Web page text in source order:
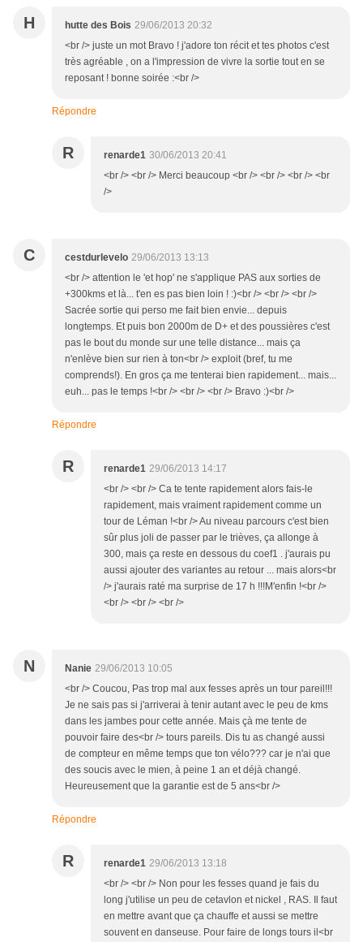
H hutte des Bois 29/06/2013 20:32
<br /> juste un mot Bravo ! j'adore ton récit et tes photos c'est
très agréable , on a l'impression de vivre la sortie tout en se
reposant ! bonne soirée :<br />
Répondre
R renarde1 30/06/2013 20:41
<br /> <br /> Merci beaucoup <br /> <br /> <br /> <br
/>
C cestdurlevelo 29/06/2013 13:13
<br /> attention le 'et hop' ne s'applique PAS aux sorties de
+300kms et là... t'en es pas bien loin ! :)<br /> <br /> <br />
Sacrée sortie qui perso me fait bien envie... depuis
longtemps. Et puis bon 2000m de D+ et des poussières c'est
pas le bout du monde sur une telle distance... mais ça
n'enlève bien sur rien à ton<br /> exploit (bref, tu me
comprends!). En gros ça me tenterai bien rapidement... mais...
euh... pas le temps !<br /> <br /> <br /> Bravo :)<br />
Répondre
R renarde1 29/06/2013 14:17
<br /> <br /> Ca te tente rapidement alors fais-le
rapidement, mais vraiment rapidement comme un
tour de Léman !<br /> Au niveau parcours c'est bien
sûr plus joli de passer par le trièves, ça allonge à
300, mais ça reste en dessous du coef1 . j'aurais pu
aussi ajouter des variantes au retour ... mais alors<br
/> j'aurais raté ma surprise de 17 h !!!M'enfin !<br />
<br /> <br /> <br />
N Nanie 29/06/2013 10:05
<br /> Coucou, Pas trop mal aux fesses après un tour pareil!!!
Je ne sais pas si j'arriverai à tenir autant avec le peu de kms
dans les jambes pour cette année. Mais çà me tente de
pouvoir faire des<br /> tours pareils. Dis tu as changé aussi
de compteur en même temps que ton vélo??? car je n'ai que
des soucis avec le mien, à peine 1 an et déjà changé.
Heureusement que la garantie est de 5 ans<br />
Répondre
R renarde1 29/06/2013 13:18
<br /> <br /> Non pour les fesses quand je fais du
long j'utilise un peu de cetavlon et nickel , RAS. Il faut
en mettre avant que ça chauffe et aussi se mettre
souvent en danseuse. Pour faire de longs tours il<br